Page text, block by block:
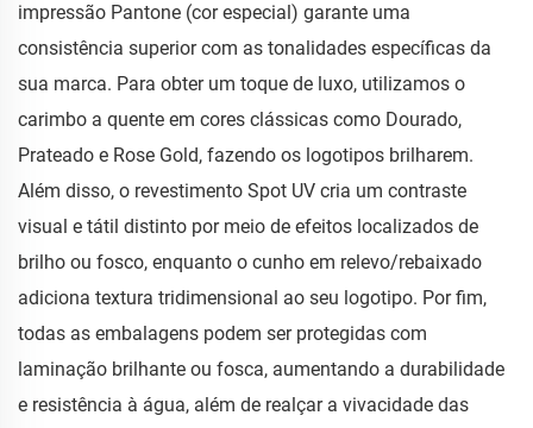
impressão Pantone (cor especial) garante uma
consistência superior com as tonalidades específicas da
sua marca. Para obter um toque de luxo, utilizamos o
carimbo a quente em cores clássicas como Dourado,
Prateado e Rose Gold, fazendo os logotipos brilharem.
Além disso, o revestimento Spot UV cria um contraste
visual e tátil distinto por meio de efeitos localizados de
brilho ou fosco, enquanto o cunho em relevo/rebaixado
adiciona textura tridimensional ao seu logotipo. Por fim,
todas as embalagens podem ser protegidas com
laminação brilhante ou fosca, aumentando a durabilidade
e resistência à água, além de realçar a vivacidade das